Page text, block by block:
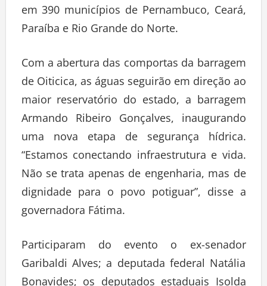
em 390 municípios de Pernambuco, Ceará,
Paraíba e Rio Grande do Norte.
Com a abertura das comportas da barragem
de Oiticica, as águas seguirão em direção ao
maior reservatório do estado, a barragem
Armando Ribeiro Gonçalves, inaugurando
uma nova etapa de segurança hídrica.
“Estamos conectando infraestrutura e vida.
Não se trata apenas de engenharia, mas de
dignidade para o povo potiguar”, disse a
governadora Fátima.
Participaram do evento o ex-senador
Garibaldi Alves; a deputada federal Natália